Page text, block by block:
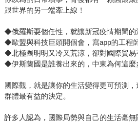
跟世界的另一端牽上線！
◆俄羅斯耍個任性，就讓新冠疫情期間的
◆歐盟與科技巨頭開個會，寫app的工程
◆北極圈明明又冷又荒涼，卻對國際貿易
◆伊斯蘭國是誰養出來的，中東為何這麼
國際觀，就是讓你的生活變得更可預測
群體最有益的決定。
許多人認為，國際局勢與自己的生活毫無